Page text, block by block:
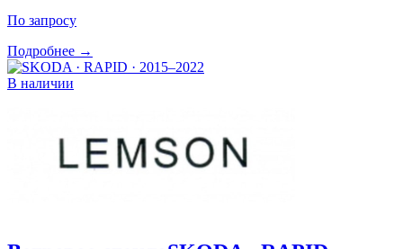
По запросу
Подробнее →
В наличии